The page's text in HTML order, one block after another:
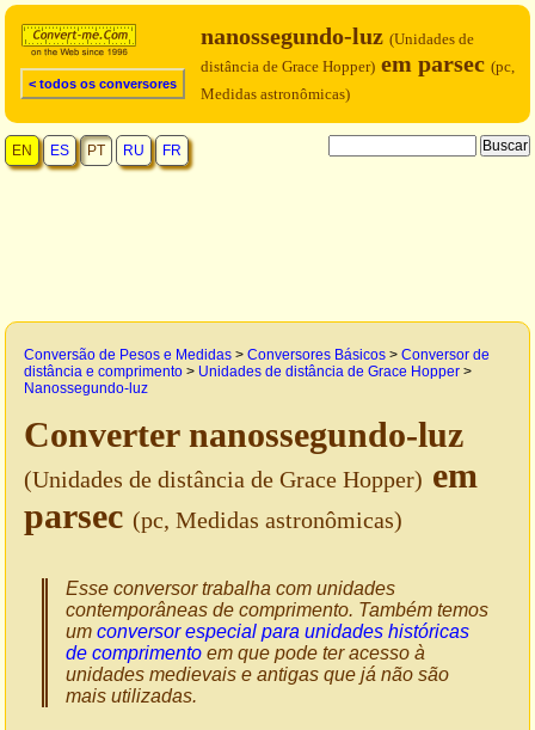
< todos os conversores
nanossegundo-luz (Unidades de
distância de Grace Hopper) em parsec (pc,
Medidas astronômicas)
EN ES PT RU FR
Conversão de Pesos e Medidas > Conversores Básicos > Conversor de
distância e comprimento > Unidades de distância de Grace Hopper >
Nanossegundo-luz
Converter nanossegundo-luz
(Unidades de distância de Grace Hopper) em
parsec (pc, Medidas astronômicas)
Esse conversor trabalha com unidades
contemporâneas de comprimento. Também temos
um conversor especial para unidades históricas
de comprimento em que pode ter acesso à
unidades medievais e antigas que já não são
mais utilizadas.